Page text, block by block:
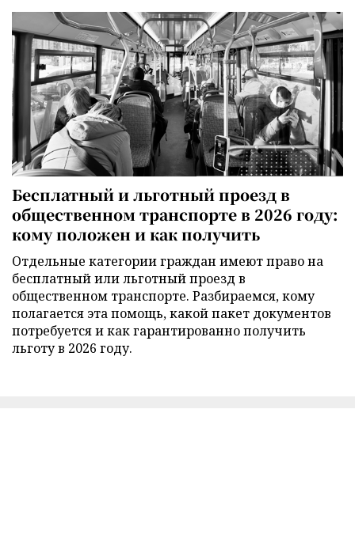
Бесплатный и льготный проезд в
общественном транспорте в 2026 году:
кому положен и как получить
Отдельные категории граждан имеют право на
бесплатный или льготный проезд в
общественном транспорте. Разбираемся, кому
полагается эта помощь, какой пакет документов
потребуется и как гарантированно получить
льготу в 2026 году.